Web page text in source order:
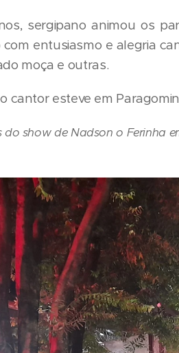
sergipano animou os
entusiasmo e alegria
moça e outras.
cantor esteve em
show de Nadson o Ferinha